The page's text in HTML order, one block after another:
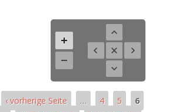
‹ vorherige Seite … 4 5
6